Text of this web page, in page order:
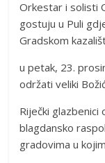
Orkestar i solisti
gostuju u Puli
Gradskom
u petak, 23.
održati veliki
Riječki glazbenici
blagdansko
gradovima u